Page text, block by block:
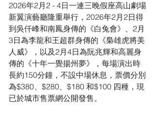
2026年2月2 - 4日一連三晚假座高山劇場
新翼演藝廳隆重舉行，2026年2月2日得
到吳仟峰和南鳳身傳的《白兔會》、2月
3日為李龍和王超群身傳的《梟雄虎將美
人威》，以及2月4日為阮兆輝和高麗身
傳的《十年一覺揚州夢》，每場演出時
長約150分鐘，不設中場休息，票價分別
為$380、$280、$180 和$100 四種，現
已於城市售票網公開發售。﻿